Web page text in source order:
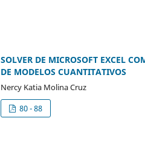
SOLVER DE MICROSOFT EXCEL
DE MODELOS CUANTITATIVOS
Nercy Katia Molina Cruz
80 - 88